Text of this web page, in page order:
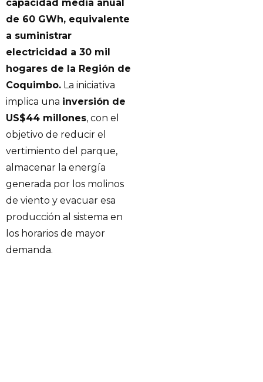
capacidad media anual
de 60 GWh, equivalente
a suministrar
electricidad a 30 mil
hogares de la Región de
Coquimbo. La iniciativa
implica una inversión de
US$44 millones, con el
objetivo de reducir el
vertimiento del parque,
almacenar la energía
generada por los molinos
de viento y evacuar esa
producción al sistema en
los horarios de mayor
demanda.